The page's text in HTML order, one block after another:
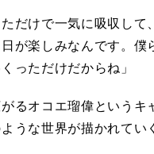
ただけで一気に吸収して
が楽しみなんです。僕
っただけだからね」
るオコエ瑠偉というキ
うな世界が描かれてい